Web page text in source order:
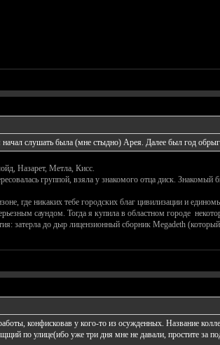
слушать была (мне стыдно) Арея. Далее был год
Назарет, Метла, Кисс.
группой, взяла у знакомого отца диск.
где никаких тебе городских благ цивилизации и
саундом. Тогда я купила в областном городе
затерла до дыр лицензионный сборник Megadeth
конфисковав у кого-то из осужденных. Название
по улице(ибо уже три дня мне не давали, простите за